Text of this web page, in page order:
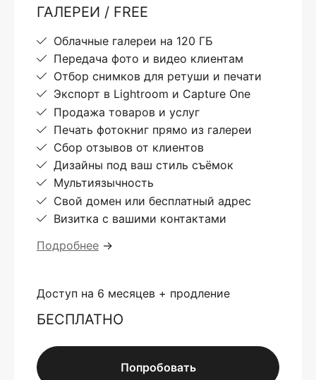
ГАЛЕРЕИ / FREE
Облачные галереи на 120 ГБ
Передача фото и видео клиентам
Отбор снимков для ретуши и печати
Экспорт в Lightroom и Capture One
Продажа товаров и услуг
Печать фотокниг прямо из галереи
Сбор отзывов от клиентов
Дизайны под ваш стиль съёмок
Мультиязычность
Свой домен или бесплатный адрес
Визитка с вашими контактами
Подробнее →
Доступ на 6 месяцев + продление
БЕСПЛАТНО
Попробовать